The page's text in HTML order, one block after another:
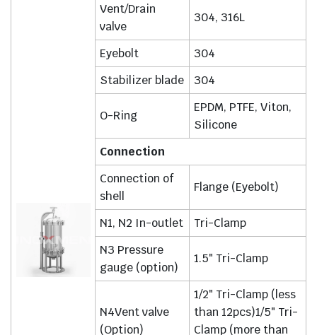
Vent/Drain
valve
304, 316L
Eyebolt
304
Stabilizer blade
304
O-Ring
EPDM, PTFE, Viton,
Silicone
Connection
Connection of
shell
Flange (Eyebolt)
N1, N2 In-outlet
Tri-Clamp
N3 Pressure
gauge (option)
1.5″ Tri-Clamp
N4Vent valve
(Option)
1/2″ Tri-Clamp (less
than 12pcs)1/5″ Tri-
Clamp (more than